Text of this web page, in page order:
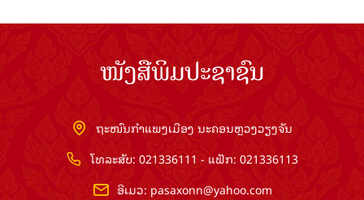
ໜັງສືພິມປະຊາຊົນ
ຖະໜົນກຳແພງເມືອງ ນະຄອນຫຼວງວຽງຈັນ
ໂທລະສັບ: 021336111 - ແຟັກ: 021336113
ອີເມວ: pasaxonn@yahoo.com